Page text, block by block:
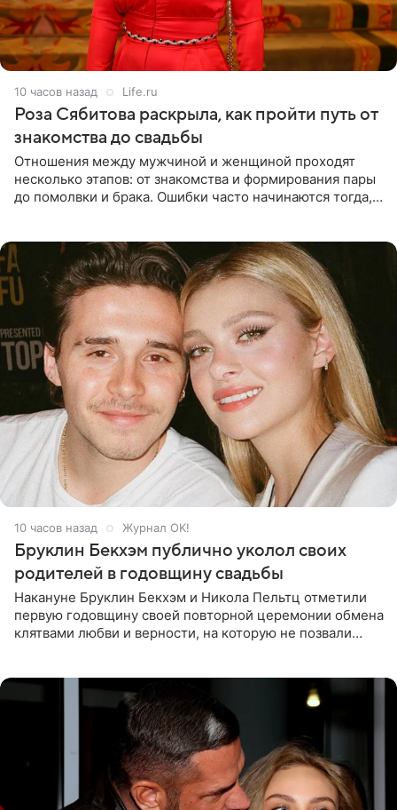
10 часов назад Life.ru
Роза Сябитова раскрыла, как пройти путь от
знакомства до свадьбы
Отношения между мужчиной и женщиной проходят
несколько этапов: от знакомства и формирования пары
до помолвки и брака. Ошибки часто начинаются тогда,
10 часов назад Журнал OK!
Бруклин Бекхэм публично уколол своих
родителей в годовщину свадьбы
Накануне Бруклин Бекхэм и Никола Пельтц отметили
первую годовщину своей повторной церемонии обмена
клятвами любви и верности, на которую не позвали